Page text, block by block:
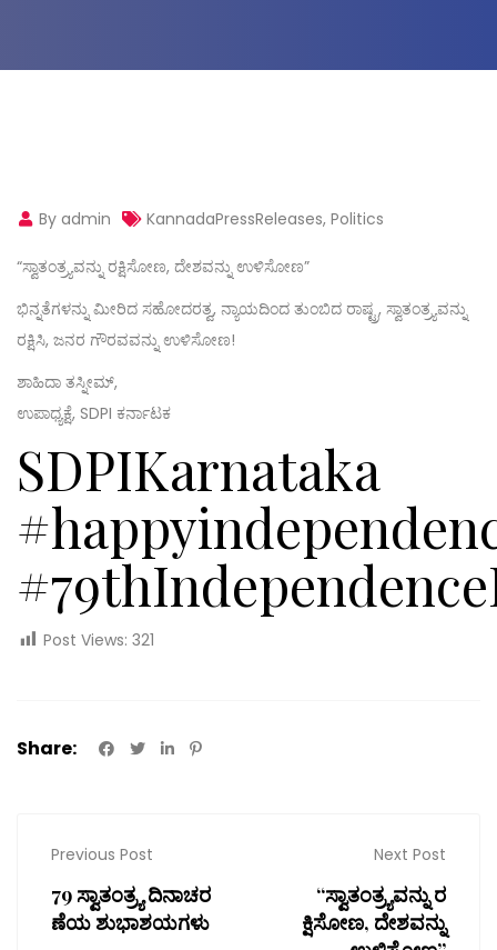
By admin KannadaPressReleases, Politics
“ಸ್ವಾತಂತ್ರ್ಯವನ್ನು ರಕ್ಷಿಸೋಣ, ದೇಶವನ್ನು ಉಳಿಸೋಣ”
ಭಿನ್ನತೆಗಳನ್ನು ಮೀರಿದ ಸಹೋದರತ್ವ, ನ್ಯಾಯದಿಂದ ತುಂಬಿದ ರಾಷ್ಟ್ರ, ಸ್ವಾತಂತ್ರ್ಯವನ್ನು
ರಕ್ಷಿಸಿ, ಜನರ ಗೌರವವನ್ನು ಉಳಿಸೋಣ!
ಶಾಹಿದಾ ತಸ್ನೀಮ್,
ಉಪಾಧ್ಯಕ್ಷೆ, SDPI ಕರ್ನಾಟಕ
SDPIKarnataka
Post Views: 321
Share:
Previous Post
79 ಸ್ವಾತಂತ್ರ್ಯ ದಿನಾಚರ
ಣೆಯ ಶುಭಾಶಯಗಳು
Next Post
“ಸ್ವಾತಂತ್ರ್ಯವನ್ನು ರ
ಕ್ಷಿಸೋಣ, ದೇಶವನ್ನು